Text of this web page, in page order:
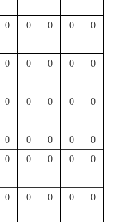
0 0 0 0 0
0 0 0 0 0
0 0 0 0 0
0 0 0 0
0
0 0 0 0 0
0 0 0 0 0